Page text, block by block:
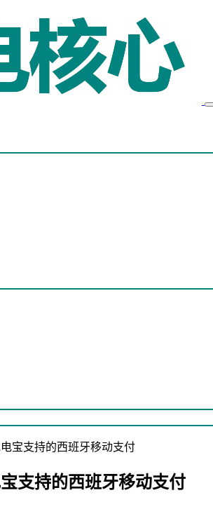
宝支持的西班牙移动支付
支持的西班牙移动支付